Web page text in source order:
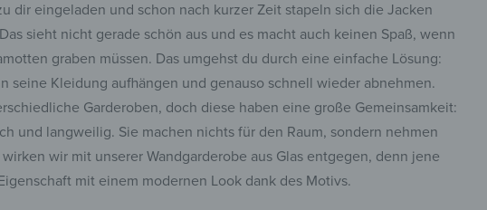
dir eingeladen und schon nach kurzer Zeit stapeln sich die Jacken
sieht nicht gerade schön aus und es macht auch keinen Spaß, wenn
graben müssen. Das umgehst du durch eine einfache Lösung:
seine Kleidung aufhängen und genauso schnell wieder abnehmen.
Garderoben, doch diese haben eine große Gemeinsamkeit:
und langweilig. Sie machen nichts für den Raum, sondern nehmen
wir mit unserer Wandgarderobe aus Glas entgegen, denn jene
mit einem modernen Look dank des Motivs.